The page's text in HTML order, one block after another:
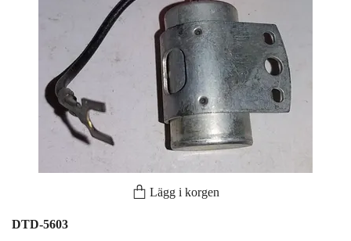
Lägg i korgen
DTD-5603